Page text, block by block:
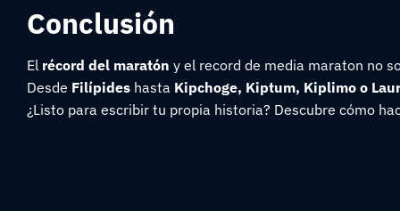
Conclusión
El récord del maratón y el record de media maraton no
Desde Filípides hasta Kipchoge, Kiptum, Kiplimo o
¿Listo para escribir tu propia historia? Descubre cómo